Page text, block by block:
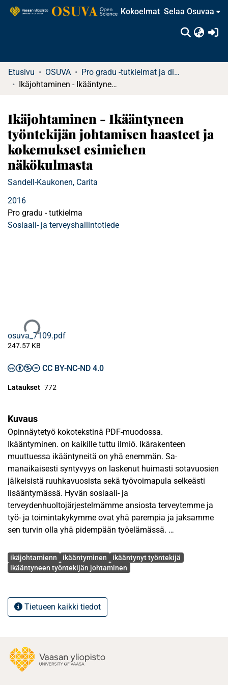
Kokoelmat Selaa Osuvaa
Etusivu OSUVA
Pro gradu -tutkielmat ja diplomityöt
Ikäjohtaminen - Ikääntyneen työntekijän johtamisen haasteet ja kokemukset esimiehen näkökulmasta
Ikäjohtaminen - Ikääntyneen
työntekijän johtamisen haasteet ja
kokemukset esimiehen
näkökulmasta
Sandell-Kaukonen, Carita
2016
Pro gradu - tutkielma
Sosiaali- ja terveyshallintotiede
osuva_7109.pdf
247.57 KB
CC BY-NC-ND 4.0
Lataukset 772
Kuvaus
Opinnäytetyö kokotekstinä PDF-muodossa.
Ikääntyminen. on kaikille tuttu ilmiö. Ikärakenteen
muuttuessa ikääntyneitä on yhä enemmän. Sa-
manaikaisesti syntyvyys on laskenut huimasti sotavuosien
jälkeisistä ruuhkavuosista sekä työvoimapula selkeästi
lisääntymässä. Hyvän sosiaali- ja
terveydenhuoltojärjestelmämme ansiosta terveytemme ja
työ- ja toimintakykymme ovat yhä parempia ja jaksamme
sen turvin olla yhä pidempään työelämässä.
Esimiehen tulisi tuntea ikäjohtamisen käsite ja siihen
liittyvät sisällölliset elementit. Ikäjohtaminen tämän päivän
tekijät huomioiden. Ikääntyneiden työntekijöiden työkykyä
tulisi tukea niin, että yhä useampi pystyisi
Tämän Pro Gradu –tutkimuksen tarkoituksena on kuvata
Vaasan seudun pk –yritysten esimiesten kokemuksia
Avainsanat
ikäjohtamienn ikääntyminen
ikääntynyt työntekijä
ikääntyneen työntekijän johtaminen
Tietueen kaikki tiedot